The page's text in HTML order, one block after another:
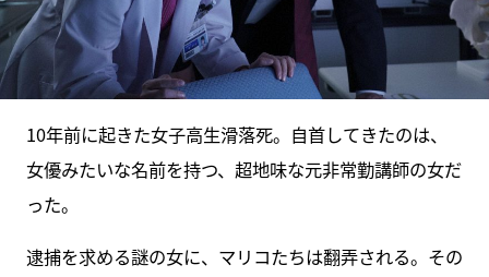
10年前に起きた女子高生滑落死。自首してきたのは、
女優みたいな名前を持つ、超地味な元非常勤講師の女だ
った。
逮捕を求める謎の女に、マリコたちは翻弄される。その